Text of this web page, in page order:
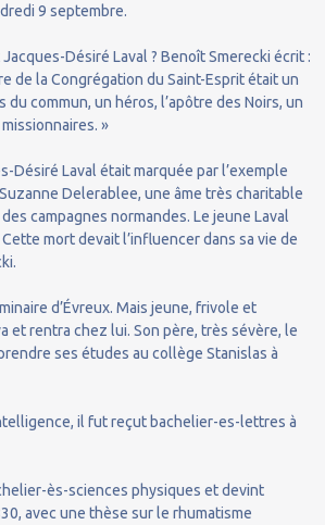
9 septembre.
Désiré Laval ? Benoît Smerecki écrit :
de la Congrégation du Saint-Esprit était un
commun, un héros, l’apôtre des Noirs, un
»
Désiré Laval était marquée par l’exemple
Delerablee, une âme très charitable
campagnes normandes. Le jeune Laval
mort devait l’influencer dans sa vie de
d’Évreux. Mais jeune, frivole et
et rentra chez lui. Son père, très sévère, le
ses études au collège Stanislas à
il fut reçut bachelier-es-lettres à
ès-sciences physiques et devint
avec une thèse sur le rhumatisme